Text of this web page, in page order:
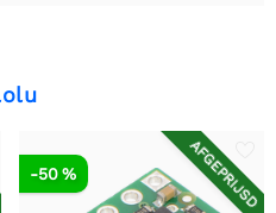
AFGEPRIJSD
-50 %